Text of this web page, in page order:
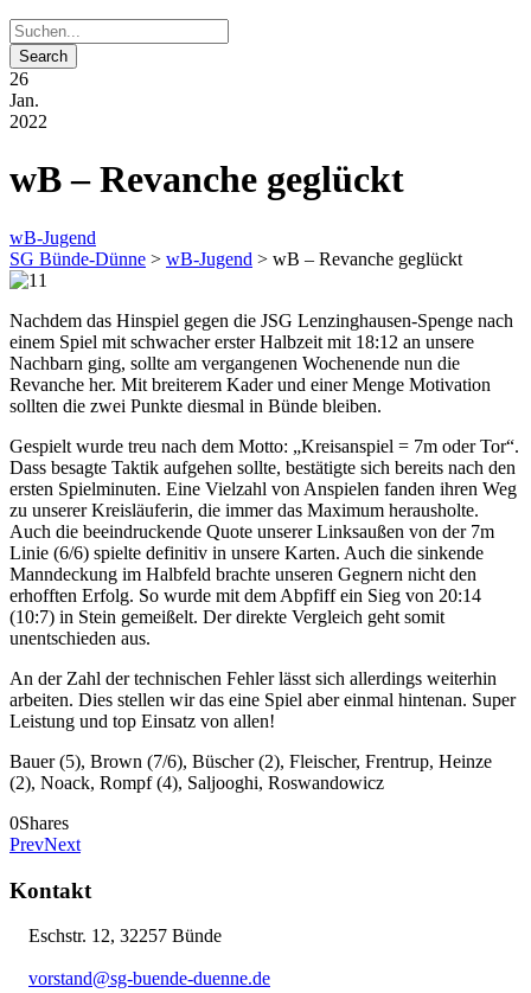
26
Jan.
2022
wB – Revanche geglückt
wB-Jugend
SG Bünde-Dünne > wB-Jugend > wB – Revanche geglückt
Nachdem das Hinspiel gegen die JSG Lenzinghausen-Spenge nach
einem Spiel mit schwacher erster Halbzeit mit 18:12 an unsere
Nachbarn ging, sollte am vergangenen Wochenende nun die
Revanche her. Mit breiterem Kader und einer Menge Motivation
sollten die zwei Punkte diesmal in Bünde bleiben.
Gespielt wurde treu nach dem Motto: „Kreisanspiel = 7m oder Tor“.
Dass besagte Taktik aufgehen sollte, bestätigte sich bereits nach den
ersten Spielminuten. Eine Vielzahl von Anspielen fanden ihren Weg
zu unserer Kreisläuferin, die immer das Maximum herausholte.
Auch die beeindruckende Quote unserer Linksaußen von der 7m
Linie (6/6) spielte definitiv in unsere Karten. Auch die sinkende
Manndeckung im Halbfeld brachte unseren Gegnern nicht den
erhofften Erfolg. So wurde mit dem Abpfiff ein Sieg von 20:14
(10:7) in Stein gemeißelt. Der direkte Vergleich geht somit
unentschieden aus.
An der Zahl der technischen Fehler lässt sich allerdings weiterhin
arbeiten. Dies stellen wir das eine Spiel aber einmal hintenan. Super
Leistung und top Einsatz von allen!
Bauer (5), Brown (7/6), Büscher (2), Fleischer, Frentrup, Heinze
(2), Noack, Rompf (4), Saljooghi, Roswandowicz
0Shares
PrevNext
Kontakt
Eschstr. 12, 32257 Bünde
vorstand@sg-buende-duenne.de